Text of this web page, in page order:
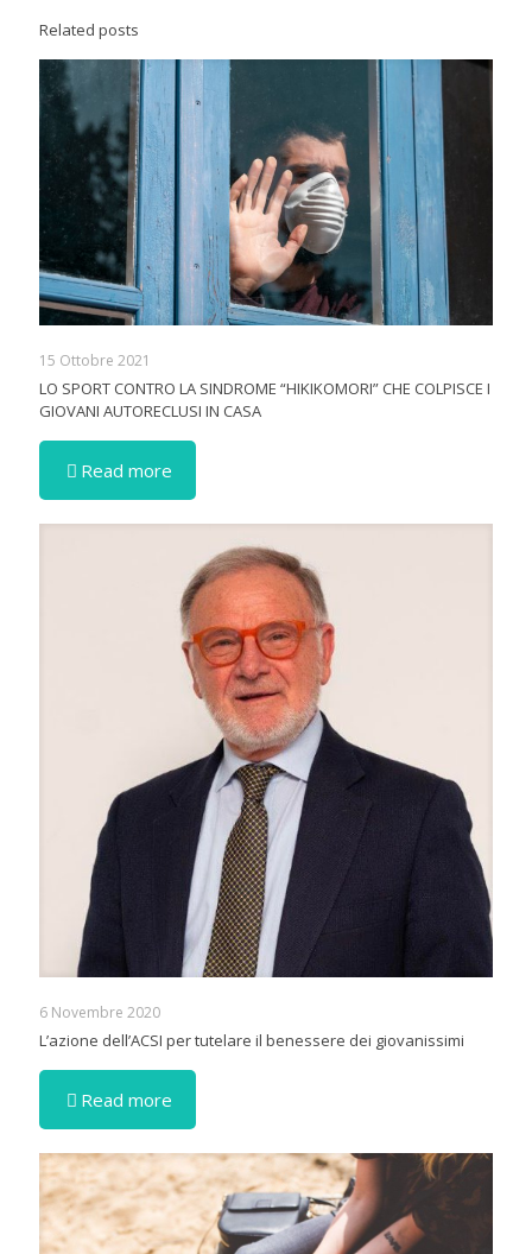
Related posts
15 Ottobre 2021
LO SPORT CONTRO LA SINDROME “HIKIKOMORI” CHE COLPISCE I
GIOVANI AUTORECLUSI IN CASA
Read more
6 Novembre 2020
L’azione dell’ACSI per tutelare il benessere dei giovanissimi
Read more